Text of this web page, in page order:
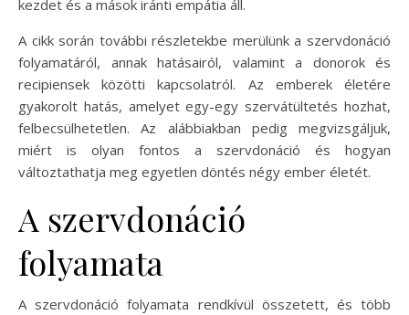
kezdet és a mások iránti empátia áll.
A cikk során további részletekbe merülünk a szervdonáció
folyamatáról, annak hatásairól, valamint a donorok és
recipiensek közötti kapcsolatról. Az emberek életére
gyakorolt hatás, amelyet egy-egy szervátültetés hozhat,
felbecsülhetetlen. Az alábbiakban pedig megvizsgáljuk,
miért is olyan fontos a szervdonáció és hogyan
változtathatja meg egyetlen döntés négy ember életét.
A szervdonáció
folyamata
A szervdonáció folyamata rendkívül összetett, és több